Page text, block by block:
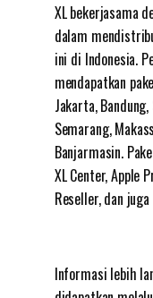
XL bekerjasama
dalam
ini di Indonesia.
mendapatkan
Jakarta,
Semarang,
Banjarmasin.
XL Center, Apple
Reseller, dan
Informasi lebih